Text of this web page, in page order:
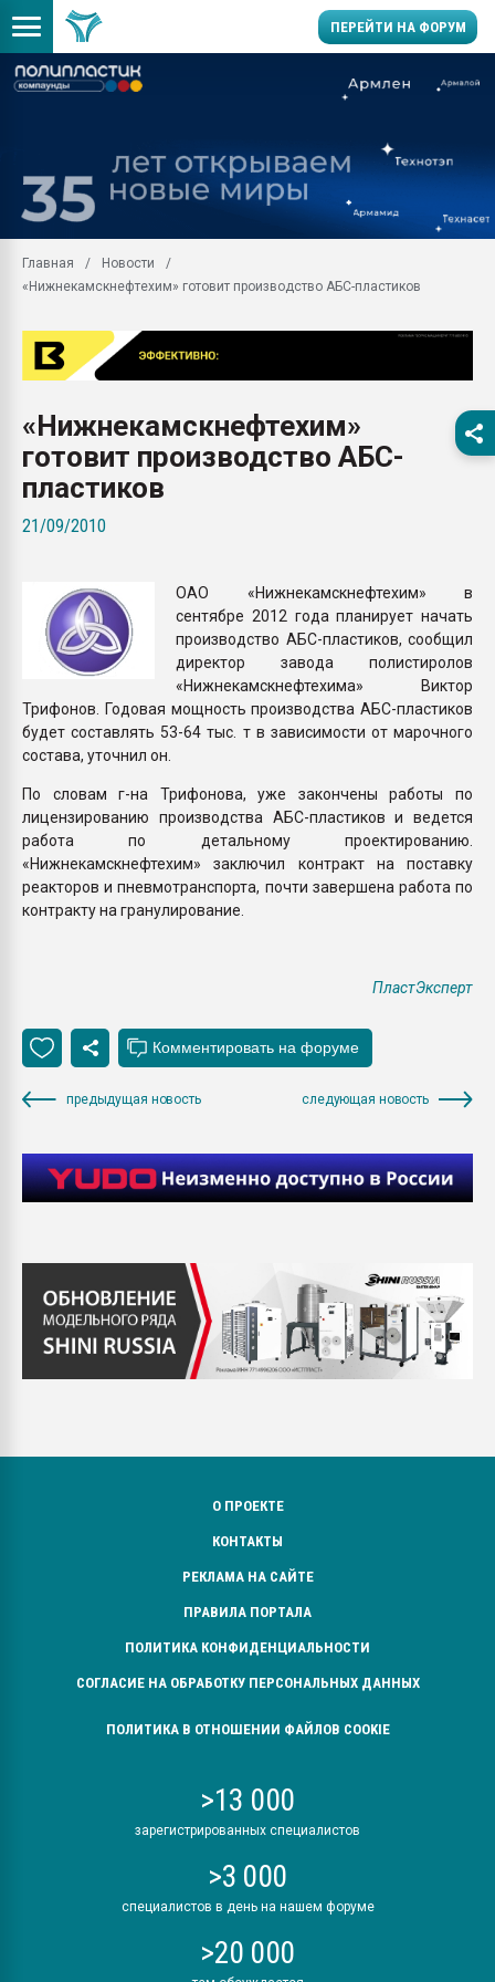
ПЕРЕЙТИ НА ФОРУМ
цикла
заводу пластмасс"
28.07.2026
пластмасс
28.07.2026
ПЕРЕЙТИ НА
Главная
Новости
«Нижнекамскнефтехим» готовит производство АБС-пластиков
«Нижнекамскнефтехим»
готовит производство АБС-
пластиков
21/09/2010
ОАО «Нижнекамскнефтехим» в
сентябре 2012 года планирует начать
производство АБС-пластиков, сообщил
директор завода полистиролов
«Нижнекамскнефтехима» Виктор
Трифонов. Годовая мощность производства АБС-пластиков
будет составлять 53-64 тыс. т в зависимости от марочного
состава, уточнил он.
По словам г-на Трифонова, уже закончены работы по
лицензированию производства АБС-пластиков и ведется
работа по детальному проектированию.
«Нижнекамскнефтехим» заключил контракт на поставку
реакторов и пневмотранспорта, почти завершена работа по
контракту на гранулирование.
ПластЭксперт
предыдущая новость следующая новость
О ПРОЕКТЕ
КОНТАКТЫ
РЕКЛАМА НА САЙТЕ
ПРАВИЛА ПОРТАЛА
ПОЛИТИКА КОНФИДЕНЦИАЛЬНОСТИ
СОГЛАСИЕ НА ОБРАБОТКУ ПЕРСОНАЛЬНЫХ ДАННЫХ
ПОЛИТИКА В ОТНОШЕНИИ ФАЙЛОВ COOKIE
>13 000
зарегистрированных специалистов
>3 000
специалистов в день на нашем форуме
>20 000